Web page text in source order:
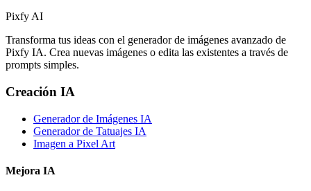
Pixfy AI
Transforma tus ideas con el generador de imágenes avanzado de
Pixfy IA. Crea nuevas imágenes o edita las existentes a través de
prompts simples.
Creación IA
Generador de Imágenes IA
Generador de Tatuajes IA
Imagen a Pixel Art
Mejora IA